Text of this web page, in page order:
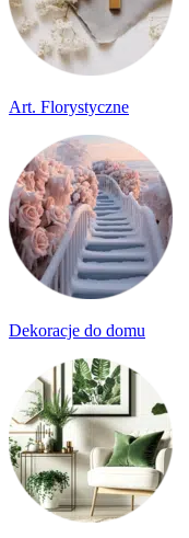
Art. Florystyczne
Dekoracje do domu